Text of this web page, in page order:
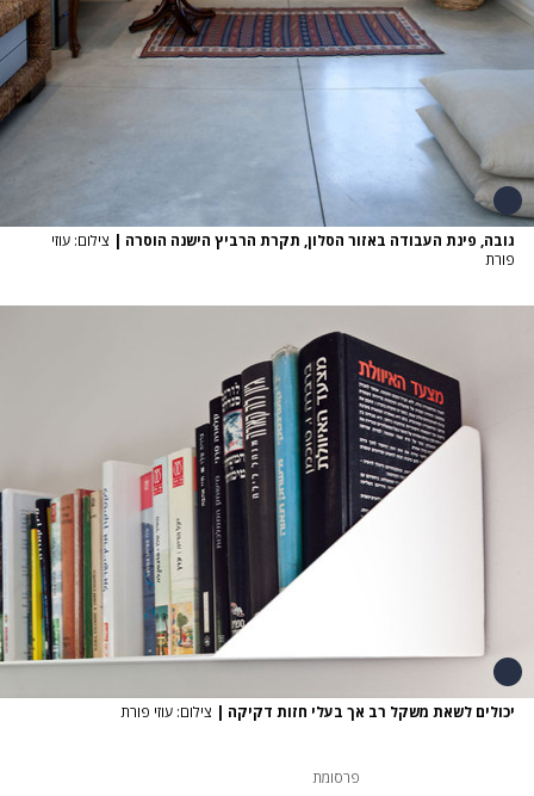
גובה, פינת העבודה באזור הסלון, תקרת הרביץ הישנה הוסרה | צילום: עוזי
פורת
יכולים לשאת משקל רב אך בעלי חזות דקיקה | צילום: עוזי פורת
פרסומת